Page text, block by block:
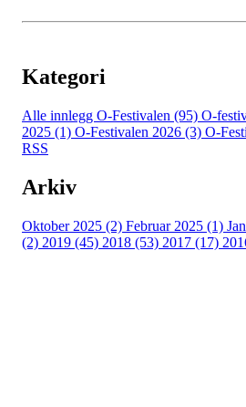
Kategori
Alle innlegg O-Festivalen (95) O-
2025 (1) O-Festivalen 2026 (3) O-
RSS
Arkiv
Oktober 2025 (2) Februar 2025 (1)
(2) 2019 (45) 2018 (53) 2017 (17)